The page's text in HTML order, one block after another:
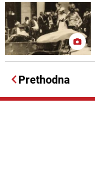
Prethodna